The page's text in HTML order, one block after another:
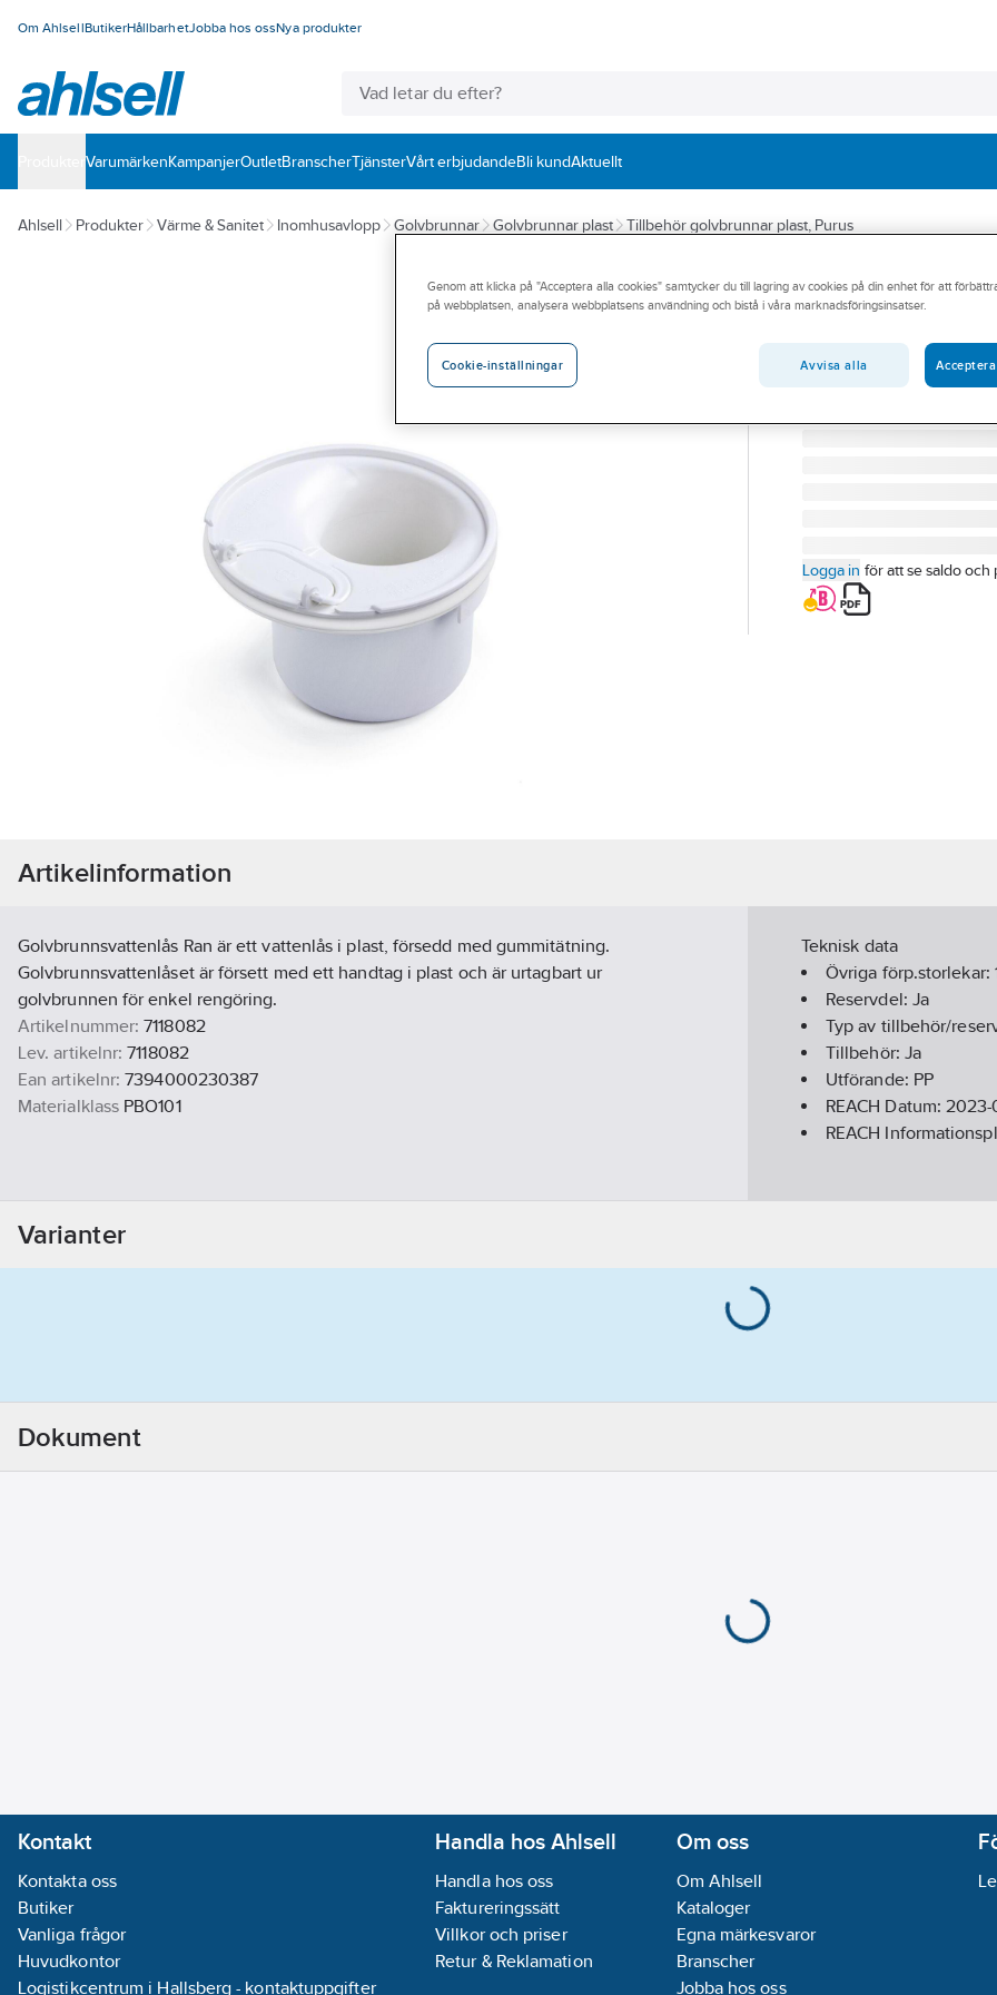
Om AhlsellButikerHållbarhetJobba hos ossNya produkter
VarumärkenKampanjerOutletBranscherTjänsterVårt erbjudandeBli kundAktuellt
Ahlsell Produkter Värme & Sanitet Inomhusavlopp Golvbrunnar Golvbrunnar plast Tillbehör golvbrunnar plast, Purus
PURUS
Vattenlåsinsats
Sigyn, Oden,
PURUS
Logga in för att se saldo och
Artikelinformation
Golvbrunnsvattenlås Ran är ett vattenlås i plast, försedd med gummitätning.
Golvbrunnsvattenlåset är försett med ett handtag i plast och är urtagbart ur
golvbrunnen för enkel rengöring.
Artikelnummer: 7118082
Lev. artikelnr: 7118082
Ean artikelnr: 7394000230387
Materialklass PBO101
Teknisk data
Övriga förp.storlekar:
Reservdel: Ja
Typ av tillbehör/
Tillbehör: Ja
Utförande: PP
REACH Datum:2023-
REACH
Varianter
Dokument
Kontakt
Kontakta oss
Butiker
Vanliga frågor
Huvudkontor
Logistikcentrum i Hallsberg - kontaktuppgifter
Handla hos Ahlsell
Handla hos oss
Faktureringssätt
Villkor och priser
Retur & Reklamation
Om oss
Om Ahlsell
Kataloger
Egna märkesvaror
Branscher
Jobba hos oss
Genom att klicka på "Acceptera alla cookies" samtycker du till lagring av cookies på din enhet för att
på webbplatsen, analysera webbplatsens användning och bistå i våra marknadsföringsinsatser.
Cookie-inställningar Avvisa alla